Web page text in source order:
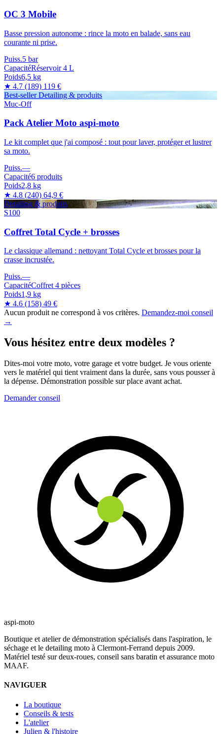
OC 3 Mobile
Basse pression autonome : rince la moto en balade, sans eau
courante ni prise.
Puiss.5 bar
CapacitéRéservoir 4 L
Poids6,5 kg
★ 4.7 (189) 119 €
Best-seller Detailing & produits
Muc-Off
Pack Atelier Moto aspi-moto
Le kit complet que j'ai composé : tout pour laver, protéger et lustrer
sa moto.
Puiss.—
Capacité6 produits
Poids2,8 kg
★ 4.8 (240) 64,9 €
Detailing & produits
S100
Coffret Total Cycle + brosses
Le classique allemand : nettoyant Total Cycle et brosses pour la
crasse incrustée.
Puiss.—
CapacitéCoffret 4 pièces
Poids1,9 kg
★ 4.6 (158) 49 €
Aucun produit ne correspond à vos critères. Demandez-moi conseil
→
Vous hésitez entre deux modèles ?
Dites-moi votre moto, votre garage et votre budget. Je vous oriente
vers le matériel qui tient vraiment dans la durée, sans vous pousser à
la dépense. Démonstration possible sur place avant achat.
Demander conseil
aspi-moto
Boutique et atelier de démonstration spécialisés dans l'aspiration, le
séchage et le detailing moto à Clermont-Ferrand depuis 2009.
Matériel testé sur deux-roues, conseil sans baratin et assurance moto
MAAF.
NAVIGUER
La boutique
Conseils & tests
L'atelier
Julien & l'histoire